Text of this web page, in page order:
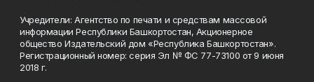
Учредители: Агентство по печати и средствам массовой
информации Республики Башкортостан, Акционерное
общество Издательский дом «Республика Башкортостан».
Регистрационный номер: серия Эл № ФС 77-73100 от 9 июня
2018 г.